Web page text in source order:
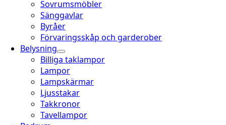
Sovrumsmöbler
Sänggavlar
Byråer
Förvaringsskåp och garderober
Belysning
Billiga taklampor
Lampor
Lampskärmar
Ljusstakar
Takkronor
Tavellampor